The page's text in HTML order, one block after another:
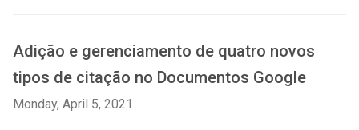
Adição e gerenciamento de quatro novos
tipos de citação no Documentos Google
Monday, April 5, 2021